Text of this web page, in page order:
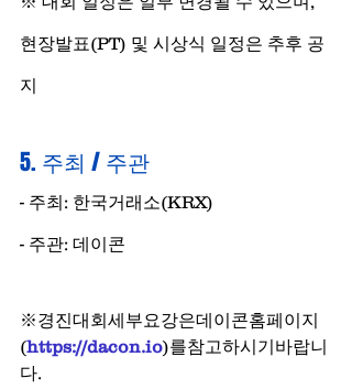
현장발표(PT) 및 시상식 일정은 추후 공
지
5. 주최 / 주관
- 주최: 한국거래소(KRX)
- 주관: 데이콘
※경진대회세부요강은데이콘홈페이지
(https://dacon.io)를참고하시기바랍니
다​.